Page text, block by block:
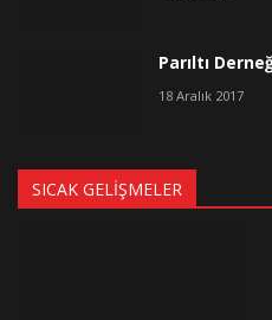
Parıltı
18 Aralık 2017
SICAK GELIŞMELER